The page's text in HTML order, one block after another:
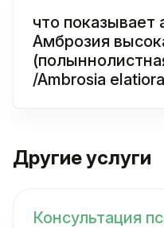
что показывает
Амброзия
/Ambrosia
Другие услуги
Консультация